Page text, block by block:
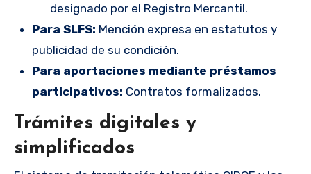
designado por el Registro Mercantil.
Para SLFS: Mención expresa en estatutos y
publicidad de su condición.
Para aportaciones mediante préstamos
participativos: Contratos formalizados.
Trámites digitales y
simplificados